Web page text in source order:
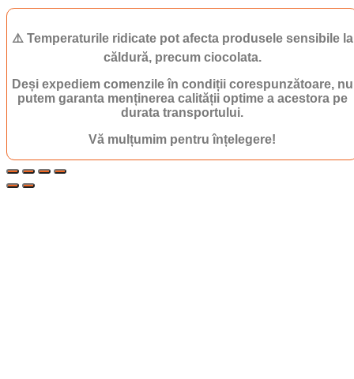
⚠️ Temperaturile ridicate pot afecta produsele sensibile la
căldură, precum ciocolata.
Deși expediem comenzile în condiții corespunzătoare, nu
putem garanta menținerea calității optime a acestora pe
durata transportului.
Vă mulțumim pentru înțelegere!